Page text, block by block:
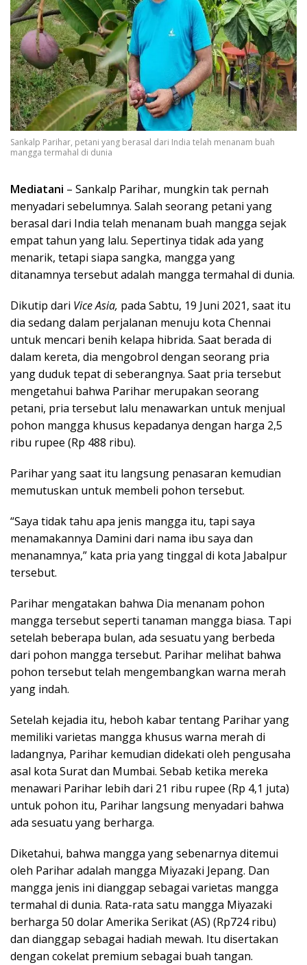
Sankalp Parihar, petani yang berasal dari India telah menanam buah
mangga termahal di dunia
Mediatani – Sankalp Parihar, mungkin tak pernah
menyadari sebelumnya. Salah seorang petani yang
berasal dari India telah menanam buah mangga sejak
empat tahun yang lalu. Sepertinya tidak ada yang
menarik, tetapi siapa sangka, mangga yang
ditanamnya tersebut adalah mangga termahal di dunia.
Dikutip dari Vice Asia, pada Sabtu, 19 Juni 2021, saat itu
dia sedang dalam perjalanan menuju kota Chennai
untuk mencari benih kelapa hibrida. Saat berada di
dalam kereta, dia mengobrol dengan seorang pria
yang duduk tepat di seberangnya. Saat pria tersebut
mengetahui bahwa Parihar merupakan seorang
petani, pria tersebut lalu menawarkan untuk menjual
pohon mangga khusus kepadanya dengan harga 2,5
ribu rupee (Rp 488 ribu).
Parihar yang saat itu langsung penasaran kemudian
memutuskan untuk membeli pohon tersebut.
“Saya tidak tahu apa jenis mangga itu, tapi saya
menamakannya Damini dari nama ibu saya dan
menanamnya,” kata pria yang tinggal di kota Jabalpur
tersebut.
Parihar mengatakan bahwa Dia menanam pohon
mangga tersebut seperti tanaman mangga biasa. Tapi
setelah beberapa bulan, ada sesuatu yang berbeda
dari pohon mangga tersebut. Parihar melihat bahwa
pohon tersebut telah mengembangkan warna merah
yang indah.
Setelah kejadia itu, heboh kabar tentang Parihar yang
memiliki varietas mangga khusus warna merah di
ladangnya, Parihar kemudian didekati oleh pengusaha
asal kota Surat dan Mumbai. Sebab ketika mereka
menawari Parihar lebih dari 21 ribu rupee (Rp 4,1 juta)
untuk pohon itu, Parihar langsung menyadari bahwa
ada sesuatu yang berharga.
Diketahui, bahwa mangga yang sebenarnya ditemui
oleh Parihar adalah mangga Miyazaki Jepang. Dan
mangga jenis ini dianggap sebagai varietas mangga
termahal di dunia. Rata-rata satu mangga Miyazaki
berharga 50 dolar Amerika Serikat (AS) (Rp724 ribu)
dan dianggap sebagai hadiah mewah. Itu disertakan
dengan cokelat premium sebagai buah tangan.